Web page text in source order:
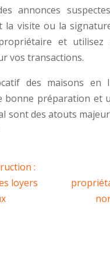
annonces
la visite ou la
et utilisez
vos transactions.
des maisons en
bonne préparation et
sont des atouts
:
loyers